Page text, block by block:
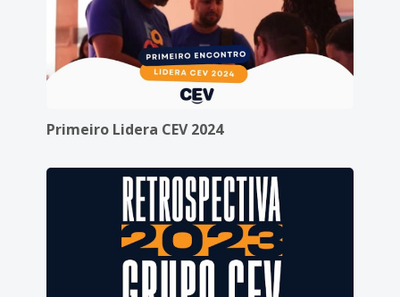
Primeiro Lidera CEV 2024